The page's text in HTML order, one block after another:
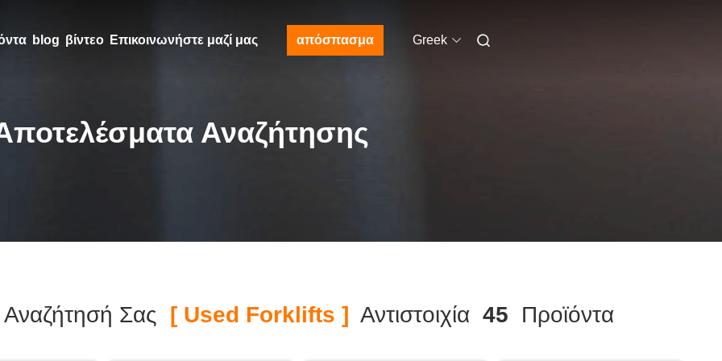
blog βίντεο Επικοινωνήστε μαζί μας απόσπασμα Greek
Αναζήτησης
Σας [ Used Forklifts ] Αντιστοιχία 45 Προϊόντα